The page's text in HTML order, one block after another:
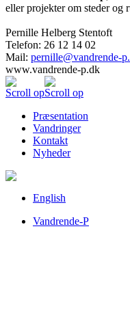
eller projekter om steder og
Pernille Helberg Stentoft
Telefon: 26 12 14 02
Mail: pernille@vandrende-
www.vandrende-p.dk
Scroll opScroll op
Præsentation
Vandringer
Kontakt
Nyheder
English
Vandrende-P